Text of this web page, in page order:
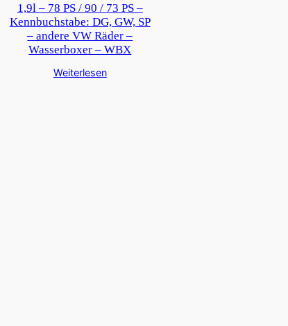
1,9l – 78 PS / 90 / 73 PS –
Kennbuchstabe: DG, GW, SP
– andere VW Räder –
Wasserboxer – WBX
Weiterlesen